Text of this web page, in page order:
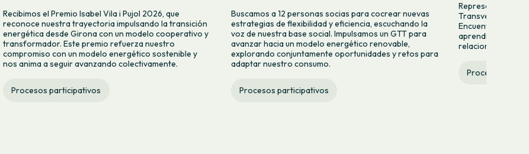
Recibimos el Premio Isabel Vila i Pujol 2026, que
reconoce nuestra trayectoria impulsando la transición
energética desde Girona con un modelo cooperativo y
transformador. Este premio refuerza nuestro
compromiso con un modelo energético sostenible y
nos anima a seguir avanzando colectivamente.
Procesos participativos
Buscamos a 12 personas socias para cocrear nuevas
estrategias de flexibilidad y eficiencia, escuchando la
voz de nuestra base social. Impulsamos un GTT para
avanzar hacia un modelo energético renovable,
explorando conjuntamente oportunidades y retos para
adaptar nuestro consumo.
Procesos participativos
Representantes
Transversales se
Encuentro de
aprendizajes y
relacionarse. De
Procesos